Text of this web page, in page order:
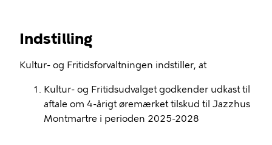
Indstilling
Kultur- og Fritidsforvaltningen indstiller, at
Kultur- og Fritidsudvalget godkender udkast til
aftale om 4-årigt øremærket tilskud til Jazzhus
Montmartre i perioden 2025-2028